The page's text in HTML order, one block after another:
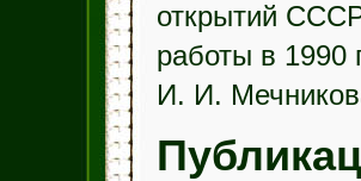
открытий
работы в 1990
И. И.